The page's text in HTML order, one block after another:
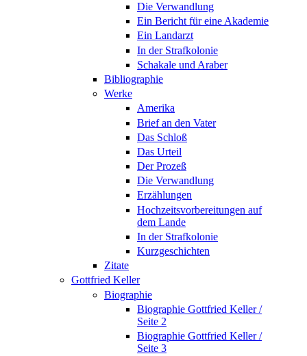
Die Verwandlung
Ein Bericht für eine Akademie
Ein Landarzt
In der Strafkolonie
Schakale und Araber
Bibliographie
Werke
Amerika
Brief an den Vater
Das Schloß
Das Urteil
Der Prozeß
Die Verwandlung
Erzählungen
Hochzeitsvorbereitungen auf
dem Lande
In der Strafkolonie
Kurzgeschichten
Zitate
Gottfried Keller
Biographie
Biographie Gottfried Keller /
Seite 2
Biographie Gottfried Keller /
Seite 3